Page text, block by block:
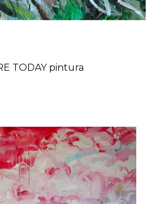
TODAY pintura